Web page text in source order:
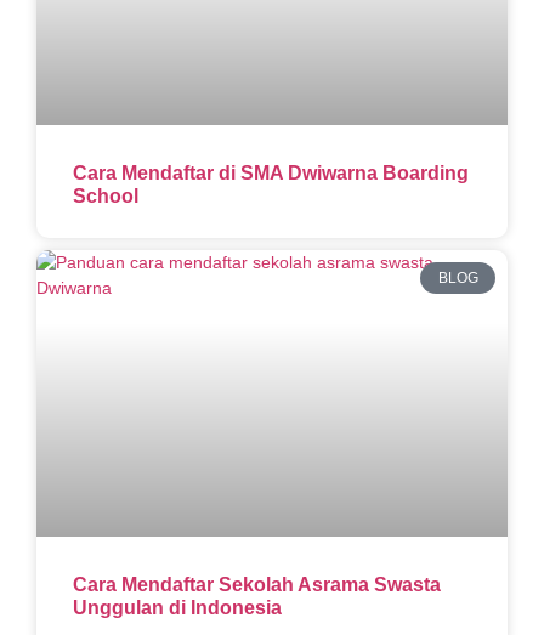
Cara Mendaftar di SMA Dwiwarna Boarding
School
BLOG
Cara Mendaftar Sekolah Asrama Swasta
Unggulan di Indonesia